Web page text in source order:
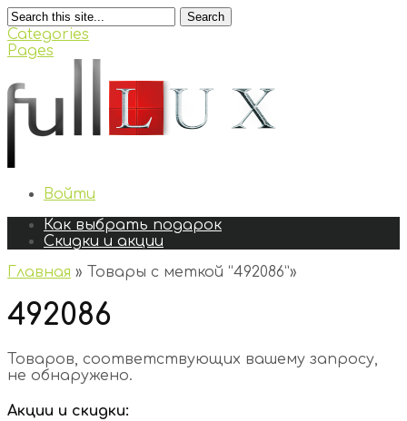
Search
Categories
Pages
Войти
Как выбрать подарок
Скидки и акции
Главная » Товары с меткой “492086”»
492086
Товаров, соответствующих вашему запросу,
не обнаружено.
Акции и скидки: